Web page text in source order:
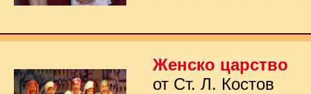
Женско царство
от Ст. Л. Костов